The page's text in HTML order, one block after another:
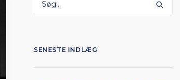
SENESTE INDLÆG